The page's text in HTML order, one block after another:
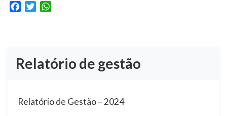
Facebook
Twitter
Relatório de gestão
Relatório de Gestão – 2024